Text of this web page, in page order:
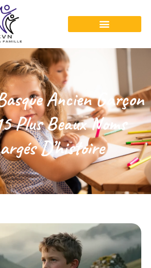
Ancien Garçon
Plus Beaux Noms
D’histoire